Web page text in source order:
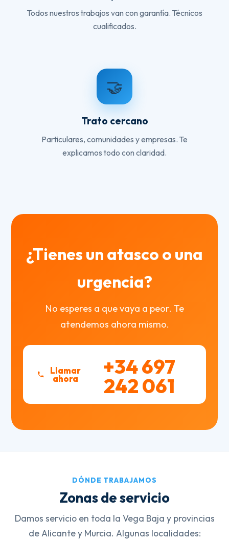
Todos nuestros trabajos van con garantía. Técnicos
cualificados.
🤝
Trato cercano
Particulares, comunidades y empresas. Te
explicamos todo con claridad.
¿Tienes un atasco o una
urgencia?
No esperes a que vaya a peor. Te
atendemos ahora mismo.
Llamar
ahora +34 697
242 061
DÓNDE TRABAJAMOS
Zonas de servicio
Damos servicio en toda la Vega Baja y provincias
de Alicante y Murcia. Algunas localidades: